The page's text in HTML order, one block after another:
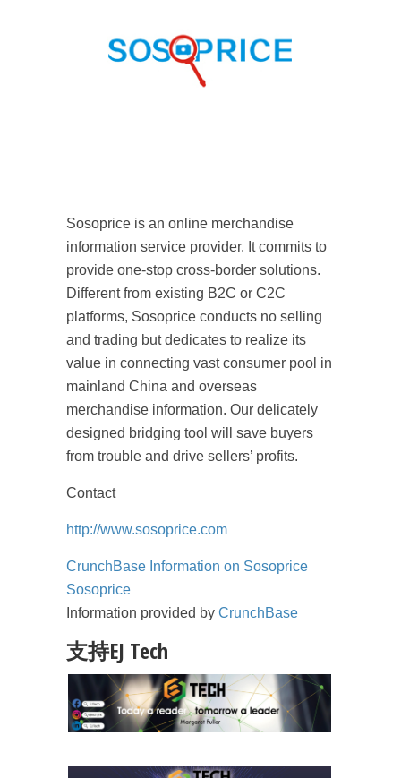
Sosoprice is an online merchandise
information service provider. It commits to
provide one-stop cross-border solutions.
Different from existing B2C or C2C
platforms, Sosoprice conducts no selling
and trading but dedicates to realize its
value in connecting vast consumer pool in
mainland China and overseas
merchandise information. Our delicately
designed bridging tool will save buyers
from trouble and drive sellers’ profits.
Contact
http://www.sosoprice.com
CrunchBase Information on Sosoprice
Sosoprice
Information provided by CrunchBase
支持EJ Tech
成為 EJ Tech 會員
箱！